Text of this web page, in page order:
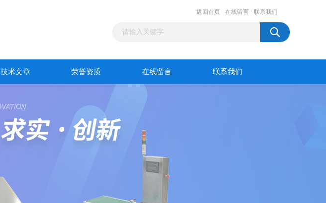
返回首页 在线留言 联系我们
技术文章 荣誉资质 在线留言 联系我们